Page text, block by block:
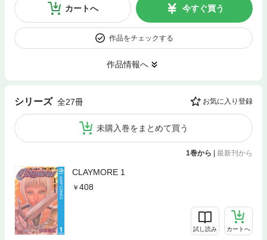
カートへ 今すぐ買う
作品をチェックする
作品情報へ
シリーズ 全27冊 お気に入り登録
未購入巻をまとめて買う
1巻から 最新刊から
CLAYMORE 1
408
試し読み カートへ